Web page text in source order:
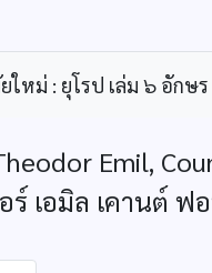
หม่ : ยุโรป เล่ม ๖ อักษร
Emil,
ร์ เอมิล เคานต์